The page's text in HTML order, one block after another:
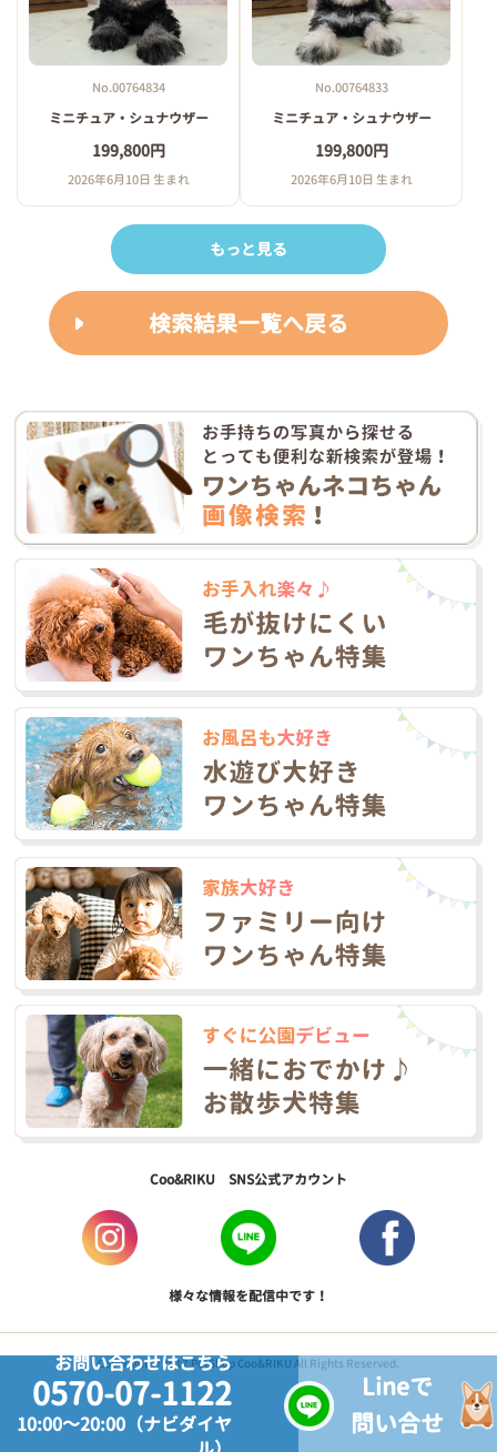
No.00764834
ミニチュア・シュナウザー
199,800円
2026年6月10日 生まれ
No.00764833
ミニチュア・シュナウザー
199,800円
2026年6月10日 生まれ
もっと見る
検索結果一覧へ戻る
お問い合わせはこちら
0570-07-1122
10:00～20:00（ナビダイヤ
Lineで
問い合せ
Coo&RIKU SNS公式アカウント
様々な情報を配信中です！
Copyright © 2017 PetShop Coo&RIKU All Rights Reserved.